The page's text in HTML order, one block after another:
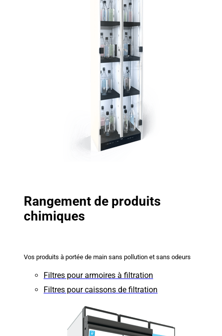
Rangement de produits
chimiques
Vos produits à portée de main sans pollution et sans odeurs
Filtres pour armoires à filtration
Filtres pour caissons de filtration